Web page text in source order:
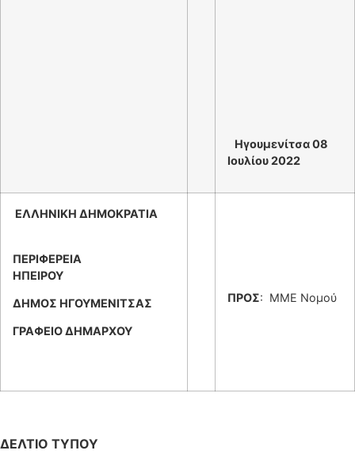
Ηγουμενίτσα 08
Ιουλίου 2022
ΕΛΛΗΝΙΚΗ ΔΗΜΟΚΡΑΤΙΑ
ΠΕΡΙΦΕΡΕΙΑ
ΗΠΕΙΡΟΥ
ΔΗΜΟΣ ΗΓΟΥΜΕΝΙΤΣΑΣ
ΓΡΑΦΕΙΟ ΔΗΜΑΡΧΟΥ
ΠΡΟΣ: ΜΜΕ Νομού
ΔΕΛΤΙΟ ΤΥΠΟΥ